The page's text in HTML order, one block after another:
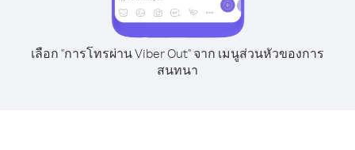
เลือก "การโทรผ่าน Viber Out" จาก เมนูส่วนหัวของการ
สนทนา